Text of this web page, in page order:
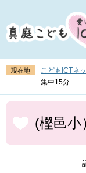
ジ
の
頭
す
。
ュ
ー
飛
し
て
へ
現在地 こどもICTネ
集中15分
本
文
(樫邑小